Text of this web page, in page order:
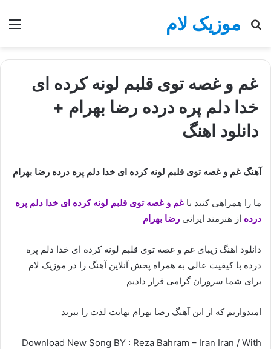
موزیک لام
جستجو
غم و غصه توی قلبم لونه کرده ای
خدا دلم پره درده رضا بهرام +
دانلود اهنگ
آهنگ غم و غصه توی قلبم لونه کرده ای خدا دلم پره درده رضا بهرام
ما را همراهی کنید با غم و غصه توی قلبم لونه کرده ای خدا دلم پره
درده از هنرمند ایرانی رضا بهرام
دانلود اهنگ زیبای غم و غصه توی قلبم لونه کرده ای خدا دلم پره
درده با کیفیت عالی به همراه پخش آنلاین آهنگ را در موزیک لام
برای شما سروران گرامی قرار دادیم
امیدواریم که از این آهنگ رضا بهرام نهایت لذت را ببرید
Download New Song BY : Reza Bahram – Iran Iran / With